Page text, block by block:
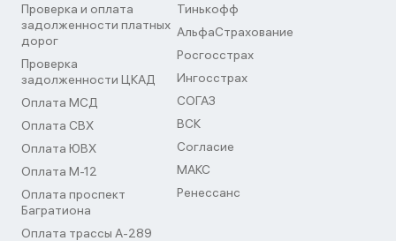
Проверка и оплата
задолженности платных
дорог
Проверка
задолженности ЦКАД
Оплата МСД
Оплата СВХ
Оплата ЮВХ
Оплата М-12
Оплата проспект
Багратиона
Оплата трассы А-289
Тинькофф
АльфаСтрахование
Росгосстрах
Ингосстрах
СОГАЗ
ВСК
Согласие
МАКС
Ренессанс